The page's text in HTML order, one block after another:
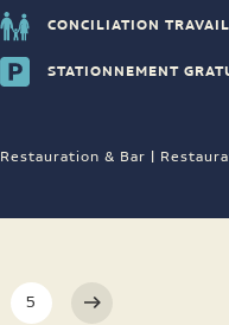
CONCILIATION
STATIONNEMENT
Restauration & Bar |
5